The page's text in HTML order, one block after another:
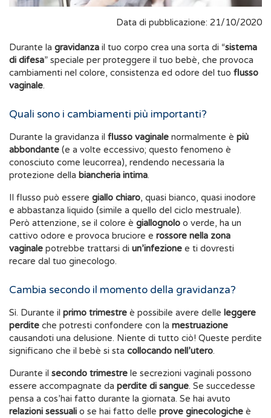
Data di pubblicazione: 21/10/2020
Durante la gravidanza il tuo corpo crea una sorta di “sistema
di difesa” speciale per proteggere il tuo bebè, che provoca
cambiamenti nel colore, consistenza ed odore del tuo flusso
vaginale.
Quali sono i cambiamenti più importanti?
Durante la gravidanza il flusso vaginale normalmente è più
abbondante (e a volte eccessivo; questo fenomeno è
conosciuto come leucorrea), rendendo necessaria la
protezione della biancheria intima.
Il flusso può essere giallo chiaro, quasi bianco, quasi inodore
e abbastanza liquido (simile a quello del ciclo mestruale).
Però attenzione, se il colore è giallognolo o verde, ha un
cattivo odore e provoca bruciore e rossore nella zona
vaginale potrebbe trattarsi di un’infezione e ti dovresti
recare dal tuo ginecologo.
Cambia secondo il momento della gravidanza?
Sì. Durante il primo trimestre è possibile avere delle leggere
perdite che potresti confondere con la mestruazione
causandoti una delusione. Niente di tutto ciò! Queste perdite
significano che il bebè si sta collocando nell’utero.
Durante il secondo trimestre le secrezioni vaginali possono
essere accompagnate da perdite di sangue. Se succedesse
pensa a cos’hai fatto durante la giornata. Se hai avuto
relazioni sessuali o se hai fatto delle prove ginecologiche è